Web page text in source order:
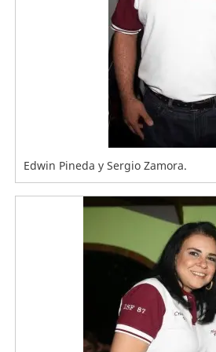
Edwin Pineda y Sergio Zamora.